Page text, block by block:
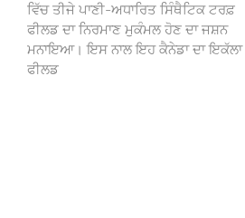
ਵਿੱਚ ਤੀਜੇ ਪਾਣੀ-ਅਧਾਰਿਤ ਸਿੰਥੈਟਿਕ ਟਰਫ਼
ਫੀਲਡ ਦਾ ਨਿਰਮਾਣ ਮੁਕੰਮਲ ਹੋਣ ਦਾ ਜਸ਼ਨ
ਮਨਾਇਆ। ਇਸ ਨਾਲ ਇਹ ਕੈਨੇਡਾ ਦਾ ਇਕੱਲਾ
ਫੀਲਡ